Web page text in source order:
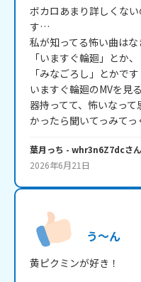
ボカロあまり詳しくな
す…
私が知ってる怖い曲は
「いますぐ輪廻」とか、
「みなごろし」とかです
いますぐ輪廻のMVを見
器持ってて、怖いなっ
かったら聞いてっみてっ
葉月っち - whr3n6Z7dcさん
2026年6月21日
う～ん
黄ピクミンが好き！